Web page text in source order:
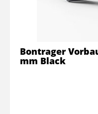
Bontrager
mm Black